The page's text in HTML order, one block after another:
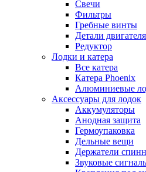
Свечи
Фильтры
Гребные винты
Детали двигателя
Редуктор
Лодки и катера
Все катера
Катера Phoenix
Алюминиевые
Аксессуары для лодок
Аккумуляторы
Анодная защита
Гермоупаковка
Дельные вещи
Держатели
Звуковые